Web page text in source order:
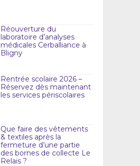
Réouverture du
laboratoire d’analyses
médicales Cerballiance à
Bligny
Rentrée scolaire 2026 –
Réservez dès maintenant
les services périscolaires
Que faire des vêtements
& textiles après la
fermeture d’une partie
des bornes de collecte Le
Relais ?